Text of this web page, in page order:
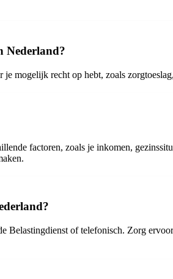
Nederland?
mogelijk recht op hebt, zoals
factoren, zoals je inkomen,
Belastingdienst of telefonisch. Zorg